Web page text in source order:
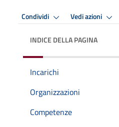
Condividi Vedi azioni
INDICE DELLA PAGINA
Incarichi
Organizzazioni
Competenze